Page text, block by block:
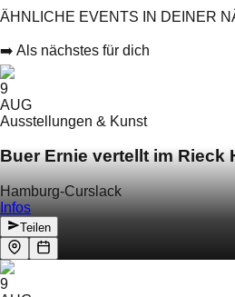
ÄHNLICHE EVENTS IN DEINER
➡️ Als nächstes für dich
9
AUG
Ausstellungen & Kunst
Buer Ernie vertellt im Rieck
Hamburg-Curslack
Infos
Teilen
9